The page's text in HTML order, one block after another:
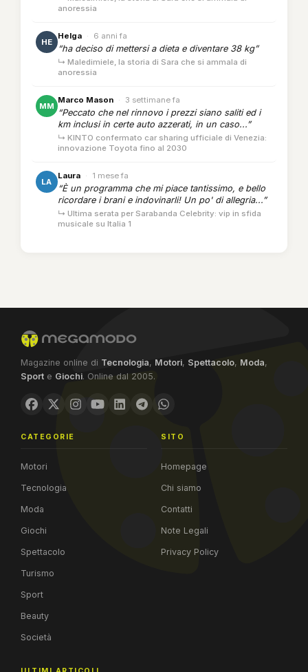
anoressia
HE
Helga · 6 anni fa
“ha deciso di mettersi a dieta e diventare 38 kg”
↳ Maledimiele, la storia di Sara che si ammala di
anoressia
MM
Marco Mason · 3 settimane fa
“Peccato che nel rinnovo i prezzi siano saliti ed i
km inclusi in certe auto azzerati, in un caso...”
↳ KINTO confermato car sharing ufficiale di Venezia:
innovazione Toyota fino al 2030
LA
Laura · 1 mese fa
“È un programma che mi piace tantissimo, e bello
ricordare i brani e indovinarli! Un po' di allegria...”
↳ Ultima serata per Sarabanda Celebrity: vip in sfida
musicale su Italia 1
Magazine online di Tecnologia, Motori, Spettacolo, Moda,
Sport e Giochi. Online dal 2005.
CATEGORIE
Motori
Tecnologia
Moda
Giochi
Spettacolo
Turismo
Sport
Beauty
Società
SITO
Homepage
Chi siamo
Contatti
Note Legali
Privacy Policy